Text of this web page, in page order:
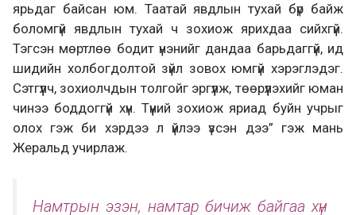
ярьдаг байсан юм. Таатай явдлын тухай бүр байж
боломгүй явдлын тухай ч зохиож ярихдаа сийхгүй.
Тэгсэн мөртлөө бодит үнэнийг дандаа барьдаггүй, ид
шидийн холбогдолтой зүйл зовох юмгүй хэрэглэдэг.
Сэтгүүлч, зохиолчдын толгойг эргүүлж, төөрүүлэхийг юман
чинээ боддоггүй хүн. Түүний зохиож яриад буйн учрыг
олох гэж би хэрдээ л үйлээ үзсэн дээ” гэж мань
Жеральд учирлаж.
Намтрын эзэн, намтар бичиж байгаа хүн